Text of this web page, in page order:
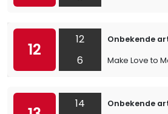
12
12
6
Onbekende
Make Love to
14
Onbekende